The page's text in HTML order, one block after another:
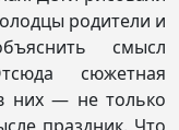
родители и
смысл
сюжетная
них — не только